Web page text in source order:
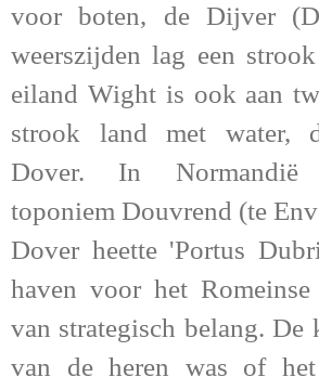
voor boten, de Dijver
weerszijden lag een
eiland Wight is ook aan
strook land met water,
Dover. In Normandië
toponiem Douvrend (te
Dover heette 'Portus
haven voor het
van strategisch belang. De
van de heren was of